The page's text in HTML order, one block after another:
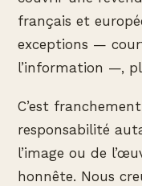
français et
exceptions —
l’information —,
C’est
responsabilité
l’image ou de
honnête. Nous